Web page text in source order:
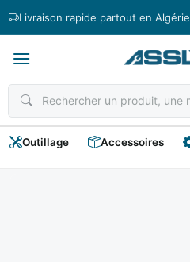
Livraison rapide partout en Algérie
Outillage Accessoires